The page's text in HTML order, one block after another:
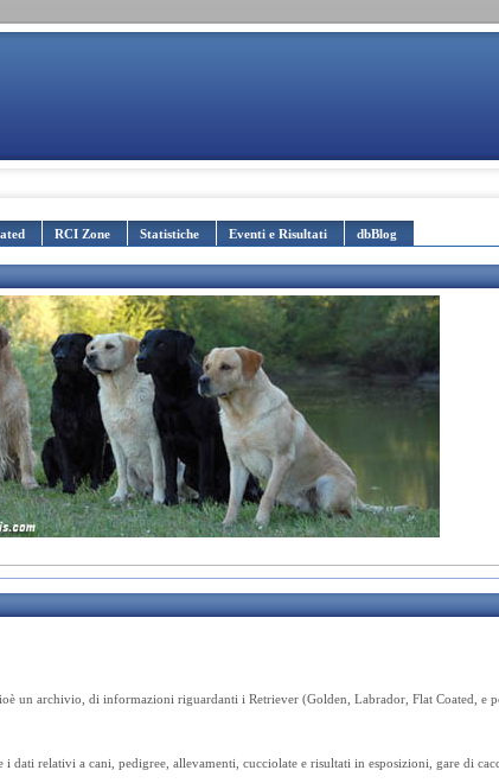
RCI Zone Statistiche Eventi e Risultati dbBlog
un archivio, di informazioni riguardanti i Retriever (Golden, Labrador, Flat Coated, e
i dati relativi a cani, pedigree, allevamenti, cucciolate e risultati in esposizioni, gare di